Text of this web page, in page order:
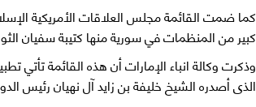
كما ضمت القائمة مجلس العلاقات الأمريكية
كبير من المنظمات في سورية منها كتيبة سفيان
وذكرت وكالة انباء الإمارات أن هذه القائمة تأتي
الذى أصدره الشيخ خليفة بن زايد آل نهيان رئيس